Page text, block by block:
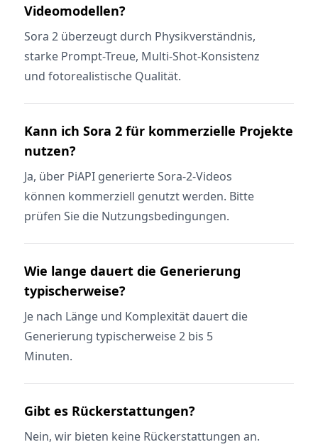
Videomodellen?
Sora 2 überzeugt durch Physikverständnis,
starke Prompt-Treue, Multi-Shot-Konsistenz
und fotorealistische Qualität.
Kann ich Sora 2 für kommerzielle Projekte
nutzen?
Ja, über PiAPI generierte Sora-2-Videos
können kommerziell genutzt werden. Bitte
prüfen Sie die Nutzungsbedingungen.
Wie lange dauert die Generierung
typischerweise?
Je nach Länge und Komplexität dauert die
Generierung typischerweise 2 bis 5
Minuten.
Gibt es Rückerstattungen?
Nein, wir bieten keine Rückerstattungen an.